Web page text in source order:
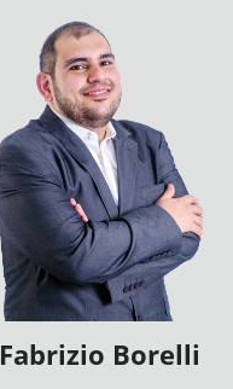
Fabrizio Borelli